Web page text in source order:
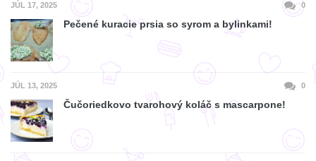
JÚL 17, 2025 0
Pečené kuracie prsia so syrom a bylinkami!
JÚL 13, 2025 0
Čučoriedkovo tvarohový koláč s mascarpone!